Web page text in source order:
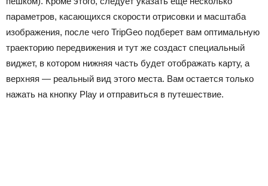
параметров, касающихся скорости отрисовки и масштаба
изображения, после чего TripGeo подберет вам оптимальную
траекторию передвижения и тут же создаст специальный
виджет, в котором нижняя часть будет отображать карту, а
верхняя — реальный вид этого места. Вам остается только
нажать на кнопку Play и отправиться в путешествие.